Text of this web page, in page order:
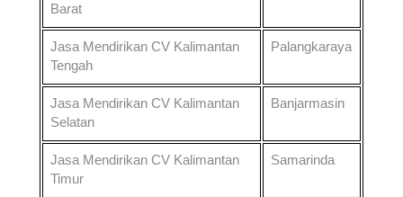
Barat
Jasa Mendirikan CV Kalimantan
Tengah
Palangkaraya
Jasa Mendirikan CV Kalimantan
Selatan
Banjarmasin
Jasa Mendirikan CV Kalimantan
Timur
Samarinda